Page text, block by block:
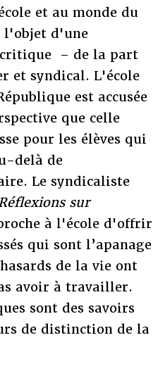
et au monde du
l'objet d'une
– de la part
et syndical. L'école
est accusée
que celle
pour les élèves qui
delà de
Le syndicaliste
Réflexions sur
à l'école d'offrir
qui sont l’apanage
de la vie ont
avoir à travailler.
sont des savoirs
de distinction de la